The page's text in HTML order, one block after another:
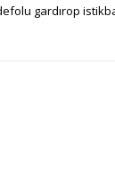
gardırop